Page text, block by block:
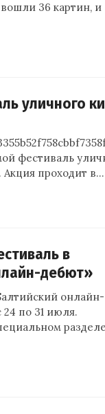
36 картин, и
уличного
фестиваль
Акция проходит в…
в
дебют»
онлайн-
по 31 июля.
разделе